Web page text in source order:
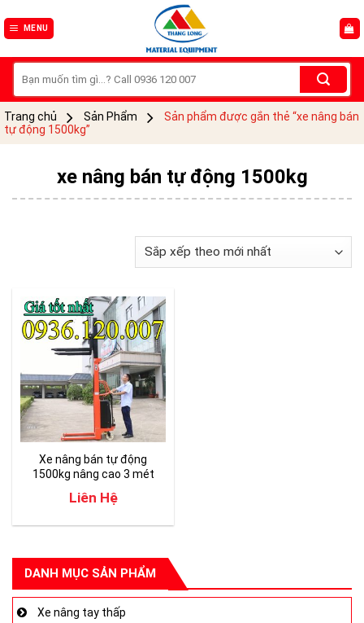
to
MENU
kiếm:
Trang chủ Sản Phẩm
Sản phẩm được gắn thẻ “xe nâng bán
tự động 1500kg”
DANH MỤC SẢN PHẨM
Xe nâng tay thấp
xe nâng bán tự động 1500kg
Xe nâng bán tự động
1500kg nâng cao 3 mét
Liên Hệ